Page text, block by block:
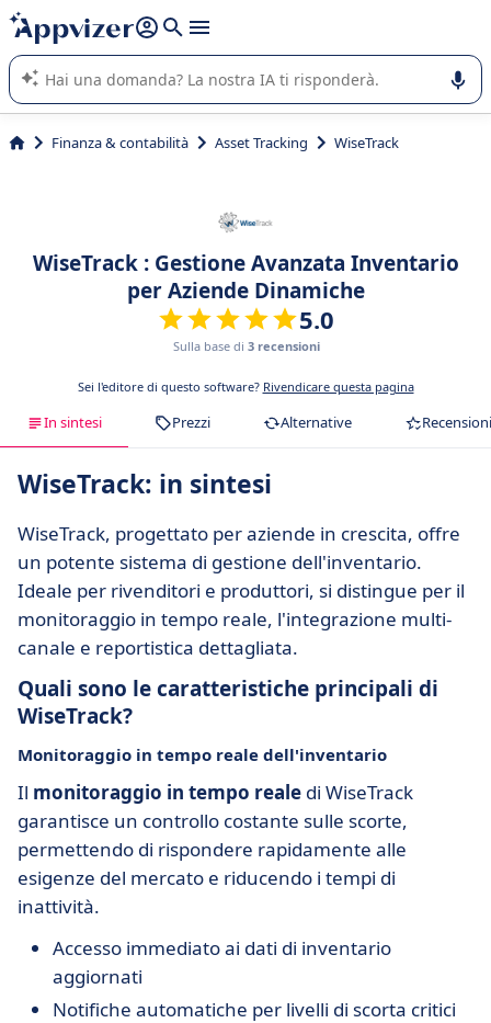
righe con
shift + enter
L'IA di Appvizer vi guida nell'utilizzo o nella scelta di un
software SaaS per la vostra azienda.
Finanza & contabilità Asset Tracking WiseTrack
WiseTrack : Gestione Avanzata Inventario
per Aziende Dinamiche
5.0
Sulla base di 3 recensioni
Sei l'editore di questo software? Rivendicare questa pagina
In sintesi Prezzi Alternative Recensioni
WiseTrack: in sintesi
WiseTrack, progettato per aziende in crescita, offre
un potente sistema di gestione dell'inventario.
Ideale per rivenditori e produttori, si distingue per il
monitoraggio in tempo reale, l'integrazione multi-
canale e reportistica dettagliata.
Quali sono le caratteristiche principali di
WiseTrack?
Monitoraggio in tempo reale dell'inventario
Il monitoraggio in tempo reale di WiseTrack
garantisce un controllo costante sulle scorte,
permettendo di rispondere rapidamente alle
esigenze del mercato e riducendo i tempi di
inattività.
Accesso immediato ai dati di inventario
aggiornati
Notifiche automatiche per livelli di scorta critici